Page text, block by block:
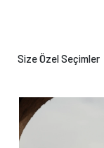
Size Özel Seçimler